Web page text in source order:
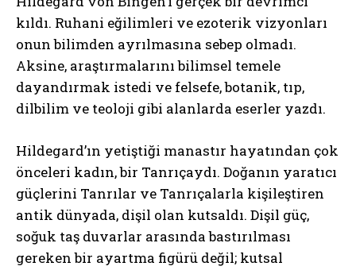
kıldı. Ruhani eğilimleri ve ezoterik vizyonları
onun bilimden ayrılmasına sebep olmadı.
Aksine, araştırmalarını bilimsel temele
dayandırmak istedi ve felsefe, botanik, tıp,
dilbilim ve teoloji gibi alanlarda eserler yazdı.
Hildegard’ın yetiştiği manastır hayatından çok
önceleri kadın, bir Tanrıçaydı. Doğanın yaratıcı
güçlerini Tanrılar ve Tanrıçalarla kişileştiren
antik dünyada, dişil olan kutsaldı. Dişil güç,
soğuk taş duvarlar arasında bastırılması
gereken bir ayartma figürü değil; kutsal